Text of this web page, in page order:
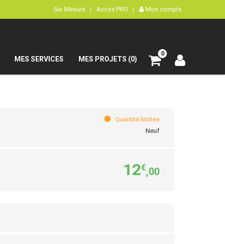
Sur Mesure | Accès PRO | Mon compte
MES SERVICES MES PROJETS (0)
0
Quantité limitée
Neuf
12€,00